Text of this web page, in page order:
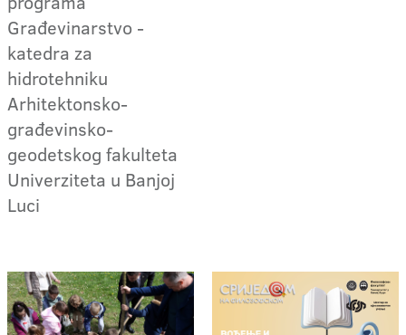
Građevinarstvo -
katedra za
hidrotehniku
Arhitektonsko-
građevinsko-
geodetskog fakulteta
Univerziteta u Banjoj
Luci